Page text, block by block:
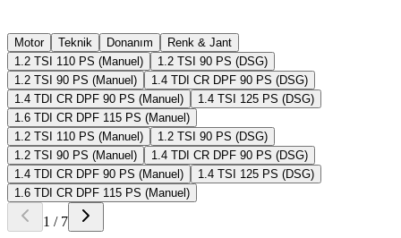
Motor Teknik Donanım
Renk & Jant
1.2 TSI 110 PS (Manuel)
1.2 TSI 90 PS (DSG)
1.2 TSI 90 PS (Manuel)
1.4 TDI CR DPF 90 PS (DSG)
1.4 TDI CR DPF 90 PS (Manuel)
1.4 TSI 125 PS (DSG)
1.6 TDI CR DPF 115 PS (Manuel)
1.2 TSI 110 PS (Manuel)
1.2 TSI 90 PS (DSG)
1.2 TSI 90 PS (Manuel)
1.4 TDI CR DPF 90 PS (DSG)
1.4 TDI CR DPF 90 PS (Manuel)
1.4 TSI 125 PS (DSG)
1.6 TDI CR DPF 115 PS (Manuel)
1 / 7